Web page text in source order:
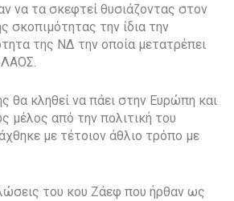
να τα σκεφτεί θυσιάζοντας στον
σκοπιμότητας την ίδια την
της ΝΔ την οποία μετατρέπει
ΛΑΟΣ.
θα κληθεί να πάει στην Ευρώπη και
μέλος από την πολιτική του
με τέτοιον άθλιο τρόπο με
του κου Ζάεφ που ήρθαν ως